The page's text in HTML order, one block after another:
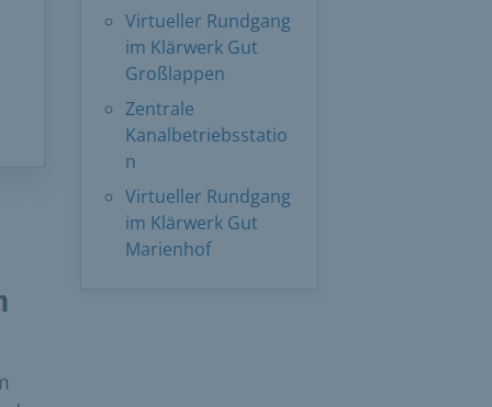
Virtueller Rundgang
im Klärwerk Gut
Großlappen
Zentrale
Kanalbetriebsstatio
n
Virtueller Rundgang
im Klärwerk Gut
Marienhof